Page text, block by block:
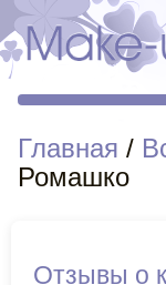
Главная /
Ромашко
Отзывы о